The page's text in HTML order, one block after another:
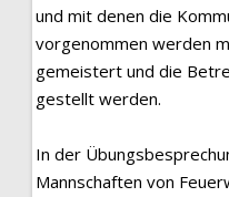
und mit denen die
vorgenommen werden
gemeistert und die
gestellt werden.
In der
Mannschaften von